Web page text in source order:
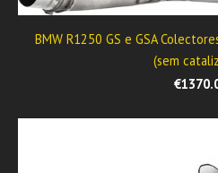
BMW R1250 GS e GSA
(sem